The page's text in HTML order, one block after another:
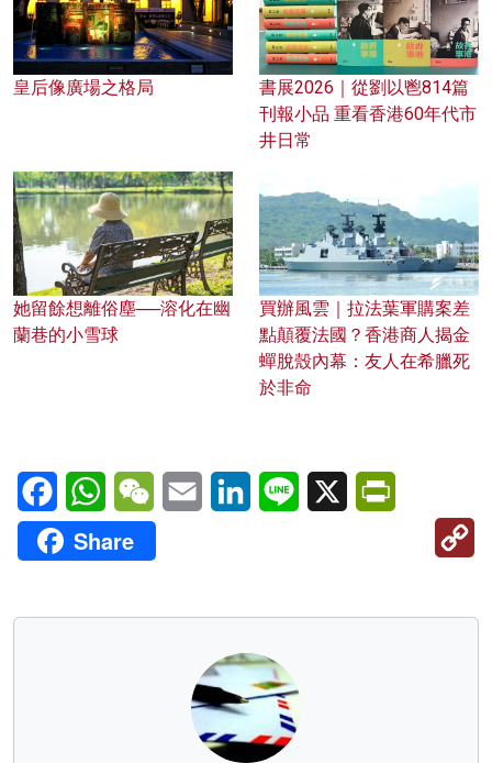
皇后像廣場之格局
書展2026｜從劉以鬯814篇
刊報小品 重看香港60年代市
井日常
她留餘想離俗塵──溶化在幽
蘭巷的小雪球
買辦風雲｜拉法葉軍購案差
點顛覆法國？香港商人揭金
蟬脫殼內幕：友人在希臘死
於非命
FacebookWhatsAppWeChatEmail LinkedInLine X
Share